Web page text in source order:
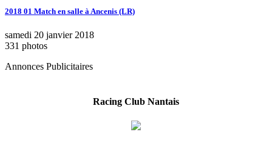
2018 01 Match en salle à Ancenis (LR)
samedi 20 janvier 2018
331 photos
Annonces Publicitaires
Racing Club Nantais